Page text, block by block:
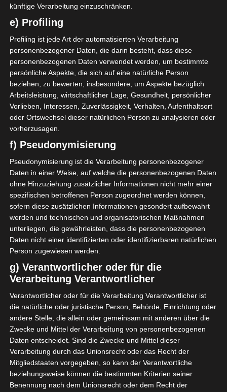
Den Kuchen haben wir auf
der Veranda genossen.
künftige Verarbeitung einzuschränken.
e) Profiling
Profiling ist jede Art der automatisierten Verarbeitung
personenbezogener Daten, die darin besteht, dass diese
personenbezogenen Daten verwendet werden, um bestimmte
persönliche Aspekte, die sich auf eine natürliche Person
beziehen, zu bewerten, insbesondere, um Aspekte bezüglich
Arbeitsleistung, wirtschaftlicher Lage, Gesundheit, persönlicher
Vorlieben, Interessen, Zuverlässigkeit, Verhalten, Aufenthaltsort
oder Ortswechsel dieser natürlichen Person zu analysieren oder
vorherzusagen.
f) Pseudonymisierung
Pseudonymisierung ist die Verarbeitung personenbezogener
Daten in einer Weise, auf welche die personenbezogenen Daten
ohne Hinzuziehung zusätzlicher Informationen nicht mehr einer
spezifischen betroffenen Person zugeordnet werden können,
sofern diese zusätzlichen Informationen gesondert aufbewahrt
werden und technischen und organisatorischen Maßnahmen
unterliegen, die gewährleisten, dass die personenbezogenen
Daten nicht einer identifizierten oder identifizierbaren natürlichen
Person zugewiesen werden.
g) Verantwortlicher oder für die
Verarbeitung Verantwortlicher
Verantwortlicher oder für die Verarbeitung Verantwortlicher ist
die natürliche oder juristische Person, Behörde, Einrichtung oder
andere Stelle, die allein oder gemeinsam mit anderen über die
Zwecke und Mittel der Verarbeitung von personenbezogenen
Daten entscheidet. Sind die Zwecke und Mittel dieser
Verarbeitung durch das Unionsrecht oder das Recht der
Mitgliedstaaten vorgegeben, so kann der Verantwortliche
beziehungsweise können die bestimmten Kriterien seiner
Benennung nach dem Unionsrecht oder dem Recht der